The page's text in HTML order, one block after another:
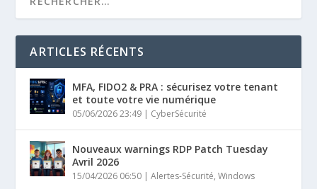
ARTICLES RÉCENTS
MFA, FIDO2 & PRA : sécurisez votre tenant
et toute votre vie numérique
05/06/2026 23:49 | CyberSécurité
Nouveaux warnings RDP Patch Tuesday
Avril 2026
15/04/2026 06:50 |Alertes-Sécurité,Windows